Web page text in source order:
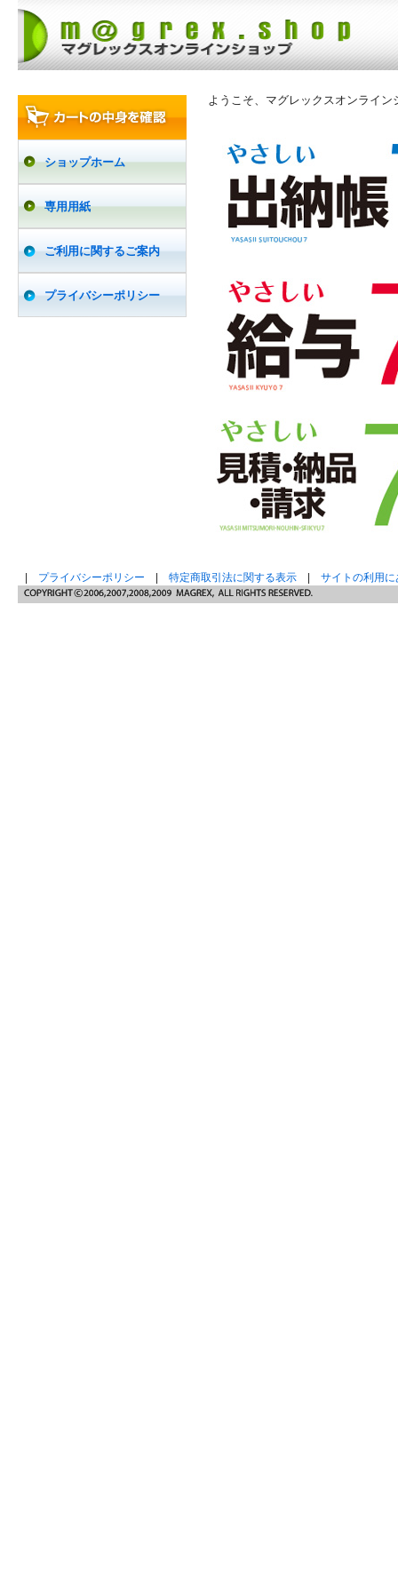
ショップホーム
専用用紙
ご利用に関するご案内
プライバシーポリシー
ようこそ、マグレックスオンライン
プライバシーポリシー 特定商取引法に関する表示 サイトの利用に